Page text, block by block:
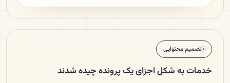
تصمیم محتوایی
خدمات به شکل اجزای یک پرونده چیده شدند